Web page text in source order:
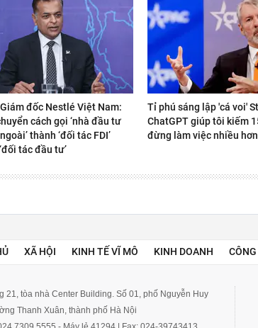
đốc Nestlé Việt Nam:
cách gọi ‘nhà đầu tư
thành ‘đối tác FDI’
tác đầu tư’
Tỉ phú sáng lập 'cá voi'
ChatGPT giúp tôi kiếm
đừng làm việc nhiều
XÃ HỘI KINH TẾ VĨ MÔ KINH DOANH
21, tòa nhà Center Building. Số 01, phố Nguyễn Huy
Thanh Xuân, thành phố Hà Nội